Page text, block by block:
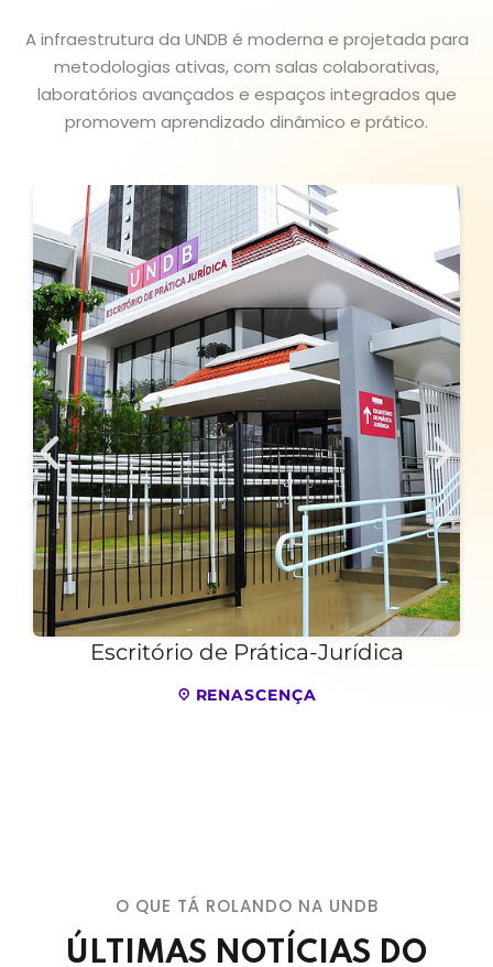
A infraestrutura da UNDB é moderna e projetada para
metodologias ativas, com salas colaborativas,
laboratórios avançados e espaços integrados que
promovem aprendizado dinâmico e prático.
Escritório de Prática-Jurídica
RENASCENÇA
O QUE TÁ ROLANDO NA UNDB
ÚLTIMAS NOTÍCIAS DO